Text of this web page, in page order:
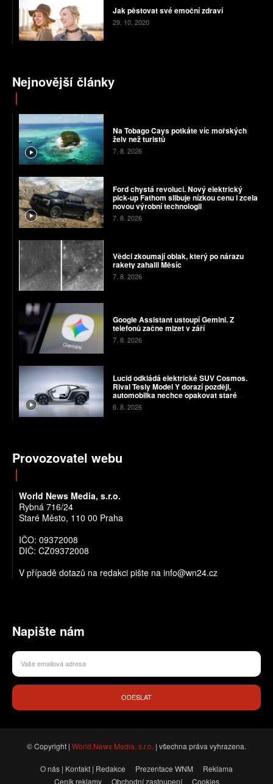
Jak pěstovat své emoční zdraví
29. 10. 2020
Nejnovější články
Na Tobago Cays potkáte víc mořských
želv než turistů
7. 8. 2026
Ford chystá revoluci. Nový elektrický
pick-up Fathom slibuje nízkou cenu i zcela
novou výrobní technologii
7. 8. 2026
Vědci zkoumají oblak, který po nárazu
rakety zahalil Měsíc
7. 8. 2026
Google Assistant ustoupí Gemini. Z
telefonů začne mizet v září
7. 8. 2026
Lucid odkládá elektrické SUV Cosmos.
Rival Tesly Model Y dorazí později,
automobilka nechce opakovat staré
chyby
6. 8. 2026
Provozovatel webu
World News Media, s.r.o.
Rybná 716/24
Staré Město, 110 00 Praha
IČO: 09372008
DIČ: CZ09372008
V případě dotazů na redakci pište na info@wn24.cz
Napište nám
ODESLAT
© Copyright | World News Media, s.r.o. | všechna práva vyhrazena.
O nás | Kontakt | Redakce Prezentace WNM
Reklama
Ceník reklamy
Obchodní zastoupení Cookies